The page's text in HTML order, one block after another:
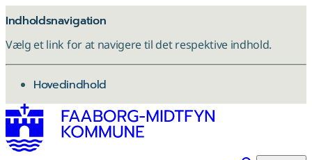
Indholdsnavigation
Vælg et link for at navigere til det respektive indhold.
gå til
Hovedindhold